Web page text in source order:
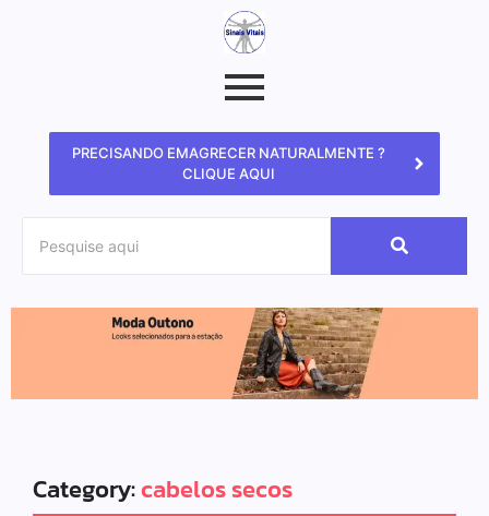
PRECISANDO EMAGRECER NATURALMENTE ?
CLIQUE AQUI
Category:cabelos secos